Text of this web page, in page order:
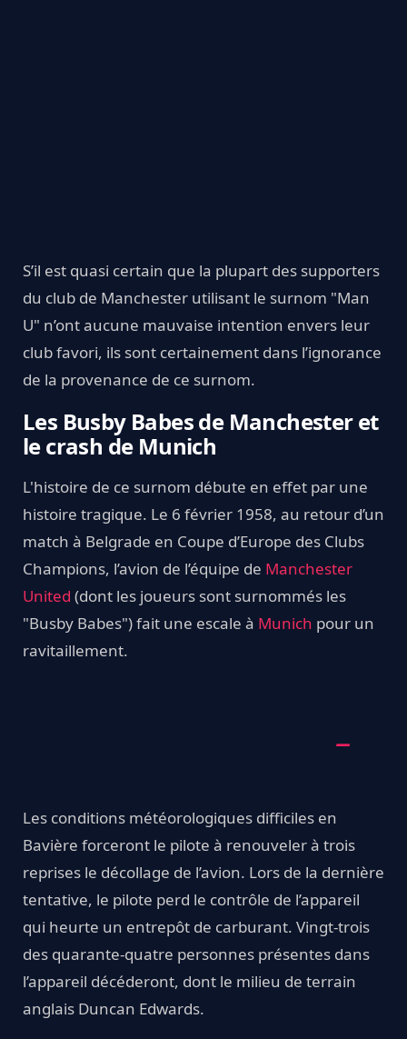
S’il est quasi certain que la plupart des supporters
du club de Manchester utilisant le surnom "Man
U" n’ont aucune mauvaise intention envers leur
club favori, ils sont certainement dans l’ignorance
de la provenance de ce surnom.
Les Busby Babes de Manchester et
le crash de Munich
L'histoire de ce surnom débute en effet par une
histoire tragique. Le 6 février 1958, au retour d’un
match à Belgrade en Coupe d’Europe des Clubs
Champions, l’avion de l’équipe de Manchester
United (dont les joueurs sont surnommés les
"Busby Babes") fait une escale à Munich pour un
ravitaillement.
Les conditions météorologiques difficiles en
Bavière forceront le pilote à renouveler à trois
reprises le décollage de l’avion. Lors de la dernière
tentative, le pilote perd le contrôle de l’appareil
qui heurte un entrepôt de carburant. Vingt-trois
des quarante-quatre personnes présentes dans
l’appareil décéderont, dont le milieu de terrain
anglais Duncan Edwards.